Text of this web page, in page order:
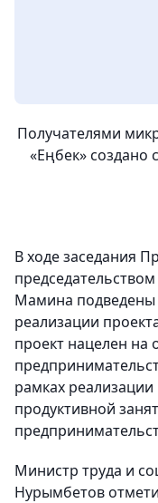
Получателями
«Еңбек»
В ходе заседания
Мамина
реализации
проект нацелен на
рамках
продуктивной
Министр труда и
Нурымбетов